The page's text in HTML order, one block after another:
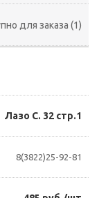
для заказа (1)
Лазо С. 32 стр.1
8(3822)25-92-81